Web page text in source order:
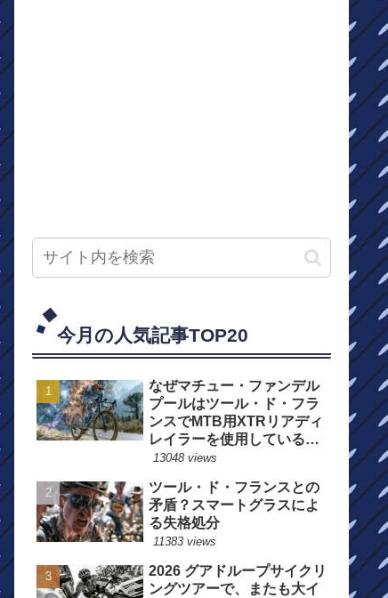
今月の人気記事TOP20
なぜマチュー・ファンデル
プールはツール・ド・フラ
ンスでMTB用XTRリアディ
レイラーを使用しているの
か？
13048 views
ツール・ド・フランスとの
矛盾？スマートグラスによ
る失格処分
11383 views
2026 グアドループサイクリ
ングツアーで、またも大イ